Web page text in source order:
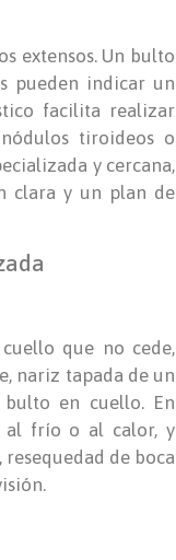
extensos. Un bulto
pueden indicar un
facilita realizar
tiroideos o
y cercana,
clara y un plan de
que no cede,
nariz tapada de un
en cuello. En
al frío o al calor, y
de boca